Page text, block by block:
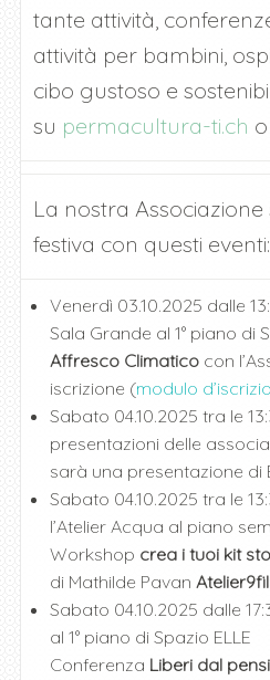
tante attività,
attività per bambini,
cibo gustoso e
su permacultura-ti.ch
La nostra
festiva con questi eventi:
Venerdì 03.10.2025 dalle
Sala Grande al 1° piano di
Affresco Climatico con
iscrizione (modulo
Sabato 04.10.2025 tra le
presentazioni delle
sarà una presentazione di
Sabato 04.10.2025 tra le
l’Atelier Acqua al piano
Workshop crea i tuoi kit
di Mathilde Pavan
Sabato 04.10.2025 dalle
al 1° piano di Spazio ELLE
Conferenza Liberi dal